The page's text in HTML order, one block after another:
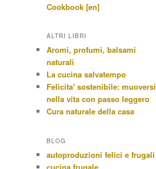
Cookbook [en]
ALTRI LIBRI
Aromi, profumi, balsami
naturali
La cucina salvatempo
Felicita' sostenibile: muoversi
nella vita con passo leggero
Cura naturale della casa
BLOG
autoproduzioni felici e frugali
cucina frugale